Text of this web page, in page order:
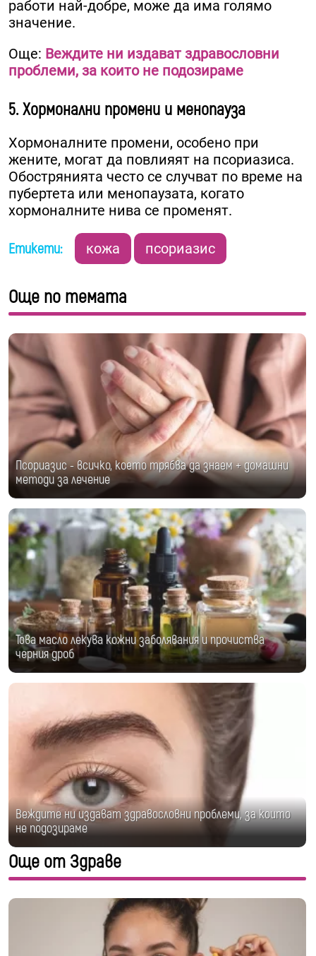
работи най-добре, може да има голямо
значение.
Още: Веждите ни издават здравословни
проблеми, за които не подозираме
5. Хормонални промени и менопауза
Хормоналните промени, особено при
жените, могат да повлияят на псориазиса.
Обострянията често се случват по време на
пубертета или менопаузата, когато
хормоналните нива се променят.
Етикети: кожа псориазис
Още по темата
Псориазис - всичко, което трябва да знаем + домашни
методи за лечение
Това масло лекува кожни заболявания и прочиства
черния дроб
Веждите ни издават здравословни проблеми, за които
не подозираме
Още от Здраве